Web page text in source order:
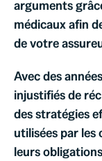
arguments
médicaux afin
de votre
Avec des
injustifiés de
des stratégies
utilisées par les
leurs